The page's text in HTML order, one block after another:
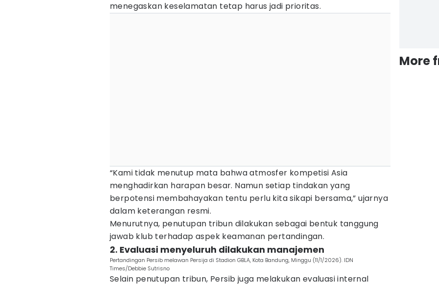
menegaskan keselamatan tetap harus jadi prioritas.
“Kami tidak menutup mata bahwa atmosfer kompetisi Asia
menghadirkan harapan besar. Namun setiap tindakan yang
berpotensi membahayakan tentu perlu kita sikapi bersama,” ujarnya
dalam keterangan resmi.
Menurutnya, penutupan tribun dilakukan sebagai bentuk tanggung
jawab klub terhadap aspek keamanan pertandingan.
2. Evaluasi menyeluruh dilakukan manajemen
Pertandingan Persib melawan Persija di Stadion GBLA, Kota Bandung, Minggu (11/1/2026). IDN
Times/Debbie Sutrisno
Selain penutupan tribun, Persib juga melakukan evaluasi internal
More